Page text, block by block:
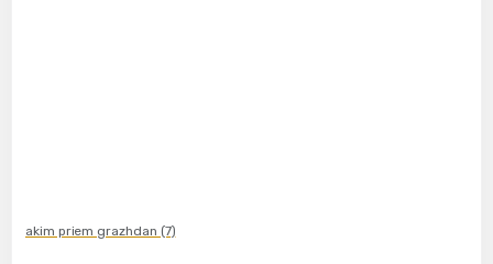
akim priem grazhdan (7)